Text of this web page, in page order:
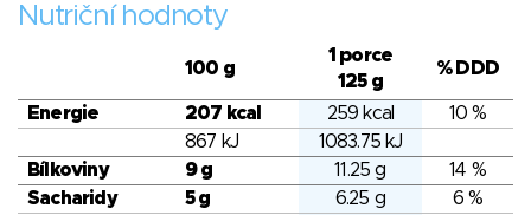
Nutriční hodnoty
100 g
1 porce
125 g
% DDD
Energie 207 kcal 259 kcal
10 %
867 kJ
1083.75 kJ
Bílkoviny
9 g 11.25 g
14 %
Sacharidy
5 g 6.25 g
6 %